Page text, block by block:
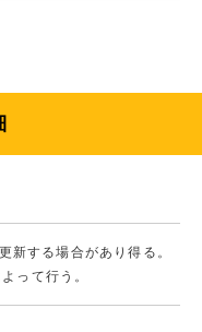
する場合があり得る。
って行う。